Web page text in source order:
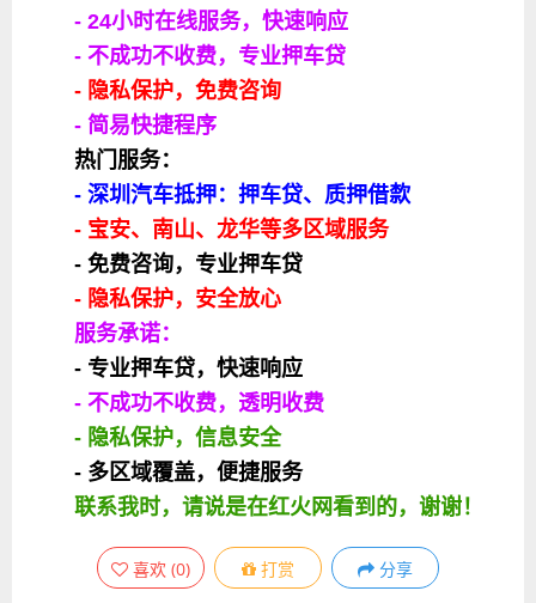
- 24小时在线服务，快速响应
- 不成功不收费，专业押车贷
- 隐私保护，免费咨询
- 简易快捷程序
热门服务：
- 深圳汽车抵押：押车贷、质押借歀
- 宝安、南山、龙华等多区域服务
- 免费咨询，专业押车贷
- 隐私保护，安全放心
服务承诺：
- 专业押车贷，快速响应
- 不成功不收费，透明收费
- 隐私保护，信息安全
- 多区域覆盖，便捷服务
联系我时，请说是在红火网看到的，谢谢！
喜欢 (0) 打赏 分享